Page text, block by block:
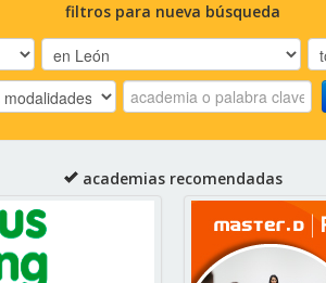
filtros para nueva búsqueda
academias recomendadas